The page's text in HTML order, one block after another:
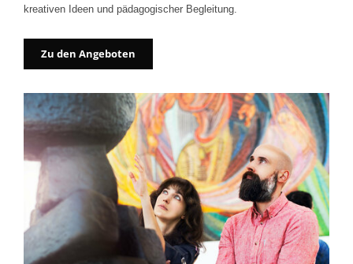
kreativen Ideen und pädagogischer Begleitung.
Zu den Angeboten